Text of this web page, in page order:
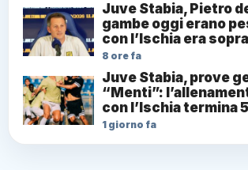
Juve Stabia, Pietro
gambe oggi erano
con l’Ischia era
8 ore fa
Juve Stabia, prove
“Menti”:
con l’Ischia termina
1 giorno fa